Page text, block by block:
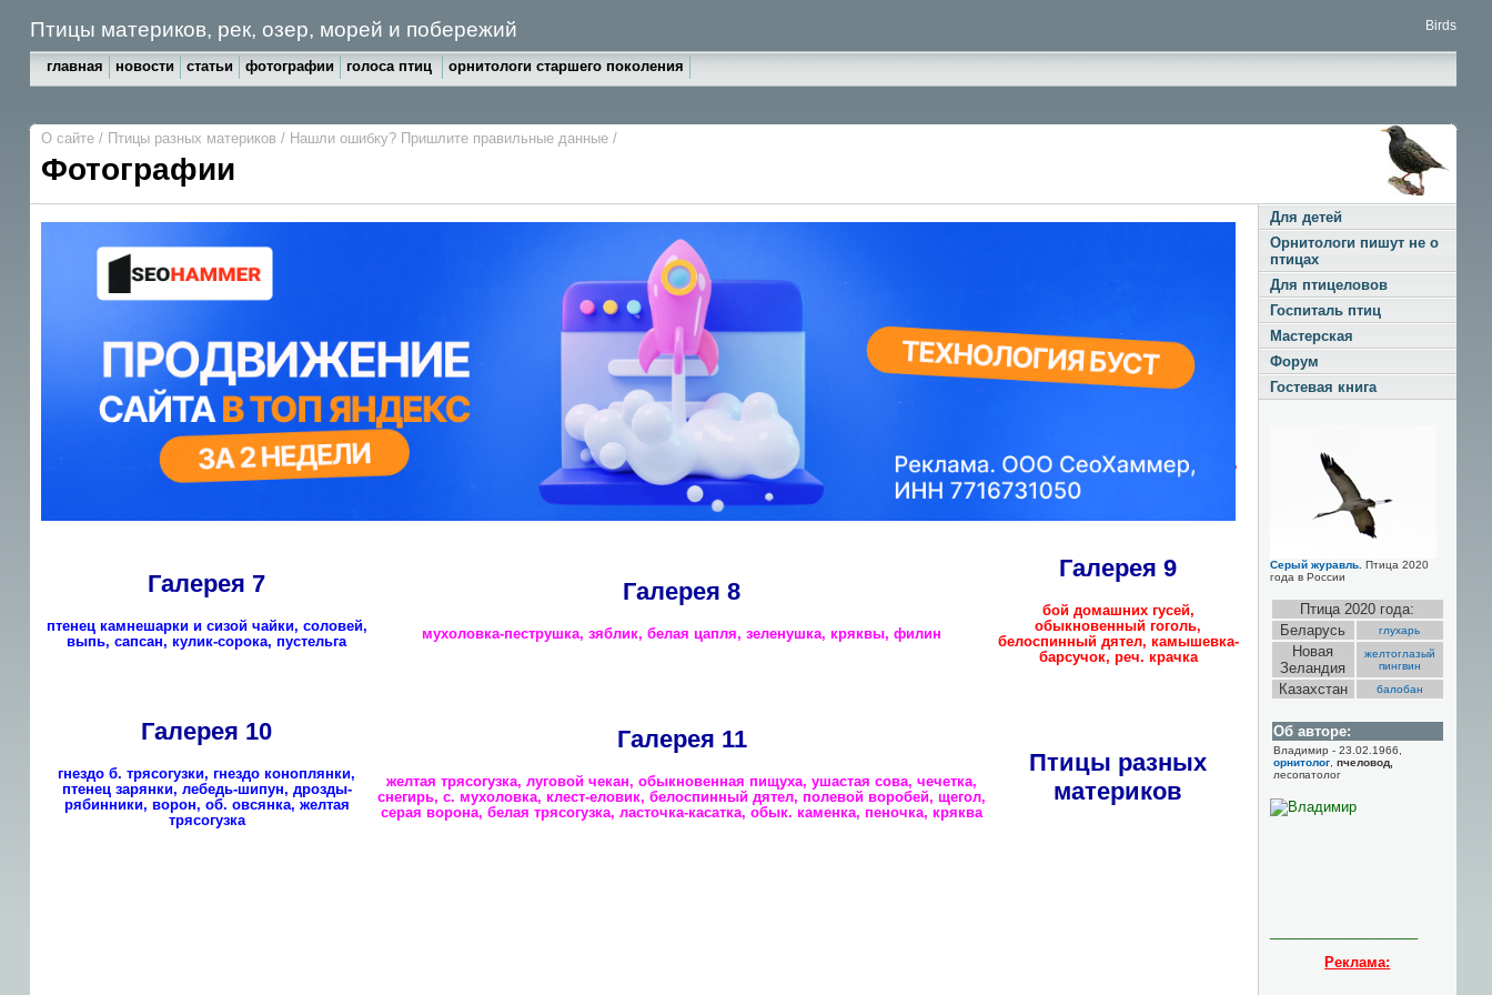
Птицы материков, рек, озер, морей и побережий Birds
главная новости статьи фотографии голоса птиц орнитологи старшего поколения
О сайте / Птицы разных материков / Нашли ошибку? Пришлите правильные данные /
Фотографии
Для детей
Орнитологи пишут не о
птицах
Для птицеловов
Госпиталь птиц
Мастерская
Форум
Гостевая книга
Серый журавль. Птица 2020
года в России
Птица 2020 года:
Беларусь
глухарь
Новая
Зеландия
желтоглазый
пингвин
Казахстан балобан
Об авторе:
Владимир - 23.02.1966,
орнитолог, пчеловод,
лесопатолог
Реклама:
Галерея 1
буроголовая гаичка
Галерея 2
зарянка, воробьи, ласточки-береговушки
голуби
Галерея 4
чибис, птенец ушастой совы, трясогузки,
овсянка, дятлы
Галерея 5
поползень, чиж, скворец, огарь, улит, дрозд-рябинник, гнездо черного дрозда
пеночки, кукушонок, зимородок,
птенцы черного дрозда, птенец
Галерея 7
птенец камнешарки и сизой чайки, соловей,
выпь, сапсан, кулик-сорока, пустельга
Галерея 8
мухоловка-пеструшка, зяблик, белая цапля, зеленушка, кряквы, филин
Галерея 9
бой домашних гусей,
обыкновенный гоголь,
белоспинный дятел, камышевка-
барсучок, реч. крачка
Галерея 10
гнездо б. трясогузки, гнездо коноплянки,
птенец зарянки, лебедь-шипун, дрозды-
рябинники, ворон, об. овсянка, желтая
трясогузка
Галерея 11
желтая трясогузка, луговой чекан, обыкновенная пищуха, ушастая сова, чечетка,
снегирь, с. мухоловка, клест-еловик, белоспинный дятел, полевой воробей, щегол,
серая ворона, белая трясогузка, ласточка-касатка, обык. каменка, пеночка, кряква
Птицы разных
материков